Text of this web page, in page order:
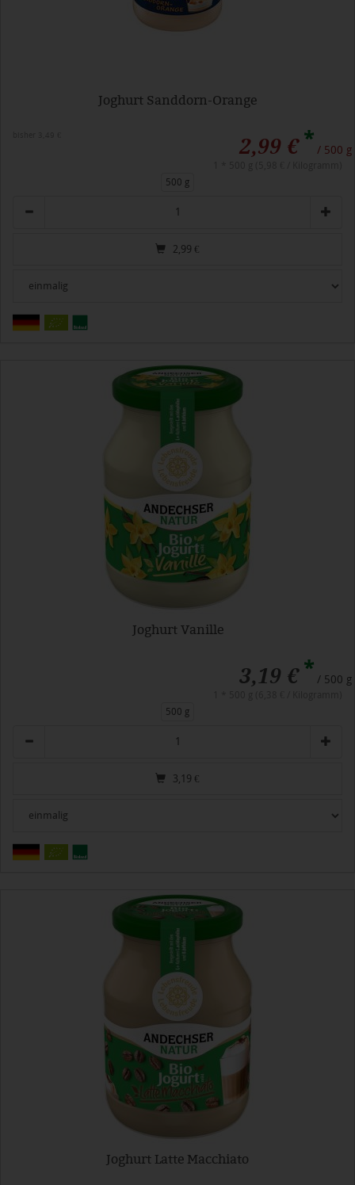
Joghurt Sanddorn-Orange
2,99 €* / 500 g
500 g
2,99 €
Joghurt Vanille
3,19 €* / 500 g
500 g
3,19 €
Joghurt Latte Macchiato